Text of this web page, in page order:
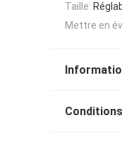
Taille:
Mettre en